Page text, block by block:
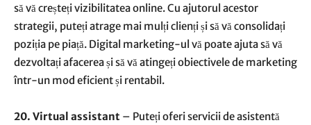
să vă creșteți vizibilitatea online. Cu ajutorul acestor
strategii, puteți atrage mai mulți clienți și să vă consolidați
poziția pe piață. Digital marketing-ul vă poate ajuta să vă
dezvoltați afacerea și să vă atingeți obiectivele de marketing
într-un mod eficient și rentabil.
20. Virtual assistant – Puteți oferi servicii de asistentă